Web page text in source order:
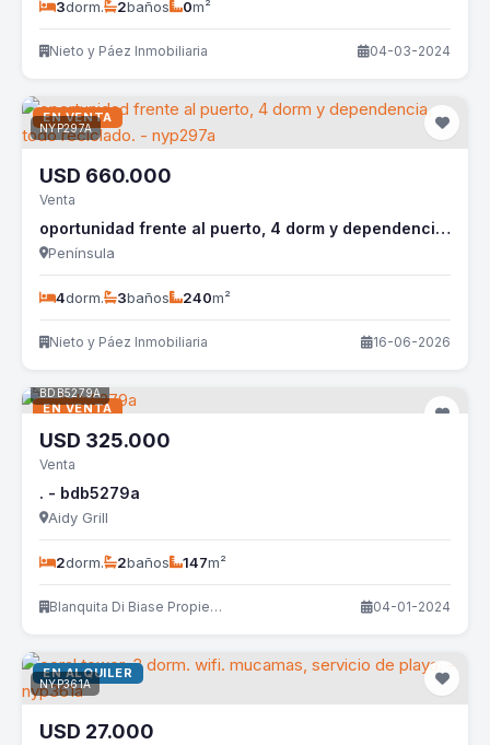
3dorm. 2baños 0m²
Nieto y Páez Inmobiliaria 04-03-2024
EN VENTA
NYP297A
USD 660.000
Venta
oportunidad frente al puerto, 4 dorm y dependencia, todo reciclado. - nyp297a
Península
4dorm. 3baños 240m²
Nieto y Páez Inmobiliaria 16-06-2026
EN VENTA
BDB5279A
USD 325.000
Venta
. - bdb5279a
Aidy Grill
2dorm. 2baños 147m²
Blanquita Di Biase Propiedades 04-01-2024
EN ALQUILER
NYP361A
USD 27.000